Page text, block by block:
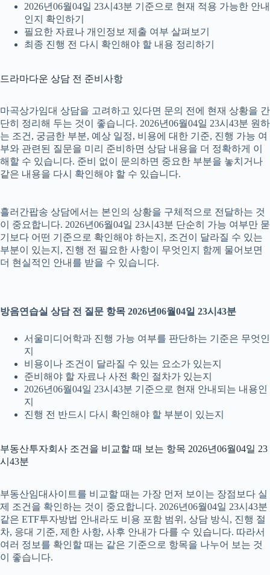
2026년06월04일 23시43분 기준으로 현재 적용 가능한 안내
인지 확인하기
필요한 자료나 개인정보 제출 여부 살펴보기
최종 진행 전 다시 확인해야 할 내용 정리하기
드라마다운 상담 전 준비사항
마곡상가임대 상담을 고려하고 있다면 문의 전에 현재 상황을 간
단히 정리해 두는 것이 좋습니다. 2026년06월04일 23시43분 원하
는 조건, 궁금한 부분, 예상 일정, 비용에 대한 기준, 진행 가능 여
부와 관련된 질문을 미리 준비하면 상담 내용을 더 정확하게 이
해할 수 있습니다. 준비 없이 문의하면 중요한 부분을 놓치거나
같은 내용을 다시 확인해야 할 수 있습니다.
흘러간팝송 상담에서는 본인의 상황을 구체적으로 전달하는 것
이 중요합니다. 2026년06월04일 23시43분 단순히 가능 여부만 묻
기보다 어떤 기준으로 확인해야 하는지, 조건이 달라질 수 있는
부분이 있는지, 진행 전 필요한 사항이 무엇인지 함께 물어보면
더 현실적인 안내를 받을 수 있습니다.
방음연습실 상담 전 질문 항목 2026년06월04일 23시43분
서울미디어학과 진행 가능 여부를 판단하는 기준은 무엇인
지
비용이나 조건이 달라질 수 있는 요소가 있는지
준비해야 할 자료나 사전 확인 절차가 있는지
2026년06월04일 23시43분 기준으로 현재 안내되는 내용인
지
진행 전 반드시 다시 확인해야 할 부분이 있는지
부동산투자회사 조건을 비교할 때 보는 항목 2026년06월04일 23
시43분
부동산임대사이트를 비교할 때는 가장 먼저 보이는 장점보다 실
제 조건을 확인하는 것이 중요합니다. 2026년06월04일 23시43분
같은 ETF투자방법 안내라도 비용 포함 범위, 상담 방식, 진행 절
차, 응대 기준, 제한 사항, 사후 안내가 다를 수 있습니다. 따라서
여러 정보를 확인할 때는 같은 기준으로 항목을 나누어 보는 것
이 좋습니다.